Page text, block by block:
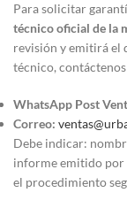
Para solicitar
técnico oficial de la
revisión y emitirá el
técnico,
WhatsApp Post
Correo:
Debe indicar:
informe emitido por
el procedimiento